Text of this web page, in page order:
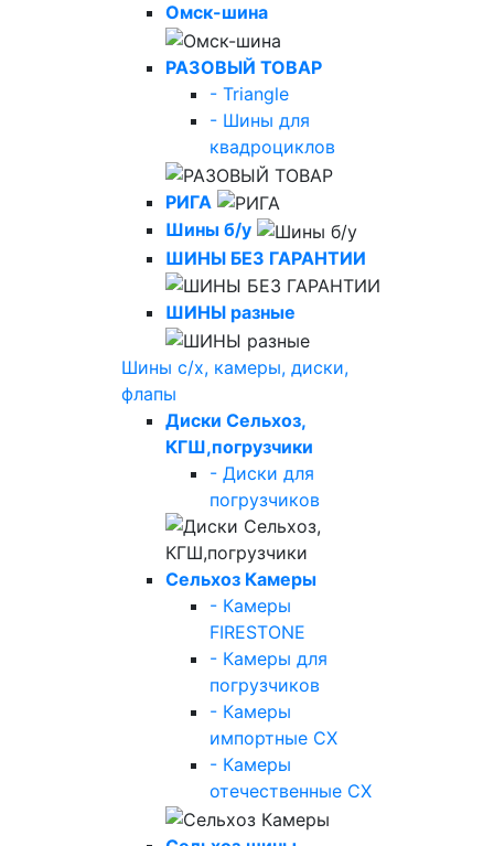
Омск-шина
РАЗОВЫЙ ТОВАР
- Triangle
- Шины для
квадроциклов
РИГА
Шины б/у
ШИНЫ БЕЗ ГАРАНТИИ
ШИНЫ разные
Шины с/х, камеры, диски,
флапы
Диски Сельхоз,
КГШ,погрузчики
- Диски для
погрузчиков
Сельхоз Камеры
- Камеры
FIRESTONE
- Камеры для
погрузчиков
- Камеры
импортные СХ
- Камеры
отечественные СХ